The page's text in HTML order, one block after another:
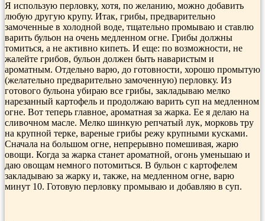
Я использую перловку, хотя, по желанию, можно добавить
любую другую крупу. Итак, грибы, предварительно
замоченные в холодной воде, тщательно промываю и ставлю
варить бульон на очень медленном огне. Грибы должны
томиться, а не активно кипеть. И еще: по возможности, не
жалейте грибов, бульон должен быть наваристым и
ароматным. Отдельно варю, до готовности, хорошо промытую
(желательно предварительно замоченную) перловку. Из
готового бульона убираю все грибы, закладываю мелко
нарезанный картофель и продолжаю варить суп на медленном
огне. Вот теперь главное, ароматная за жарка. Ее я делаю на
сливочном масле. Мелко шинкую репчатый лук, морковь тру
на крупной терке, вареные грибы режу крупными кусками.
Сначала на большом огне, непрерывно помешивая, жарю
овощи. Когда за жарка станет ароматной, огонь уменьшаю и
даю овощам немного потомиться. В бульон с картофелем
закладываю за жарку и, также, на медленном огне, варю
минут 10. Готовую перловку промываю и добавляю в суп.